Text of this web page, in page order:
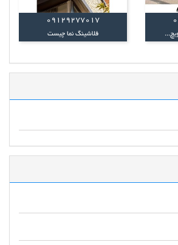
09129277017
فلاشینگ نما چیست